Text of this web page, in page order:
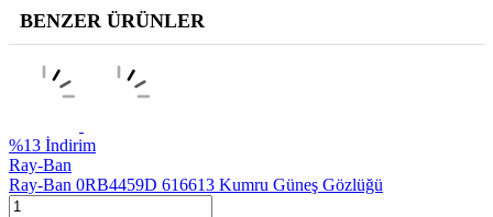
BENZER ÜRÜNLER
%13 İndirim
Ray-Ban
Ray-Ban 0RB4459D 616613 Kumru Güneş Gözlüğü